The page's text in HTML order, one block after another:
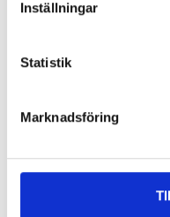
Inställningar
Statistik
Marknadsföring
Other